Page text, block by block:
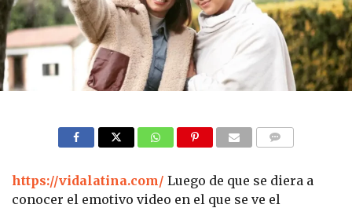
https://vidalatina.com/ Luego de que se diera a
conocer el emotivo video en el que se ve el